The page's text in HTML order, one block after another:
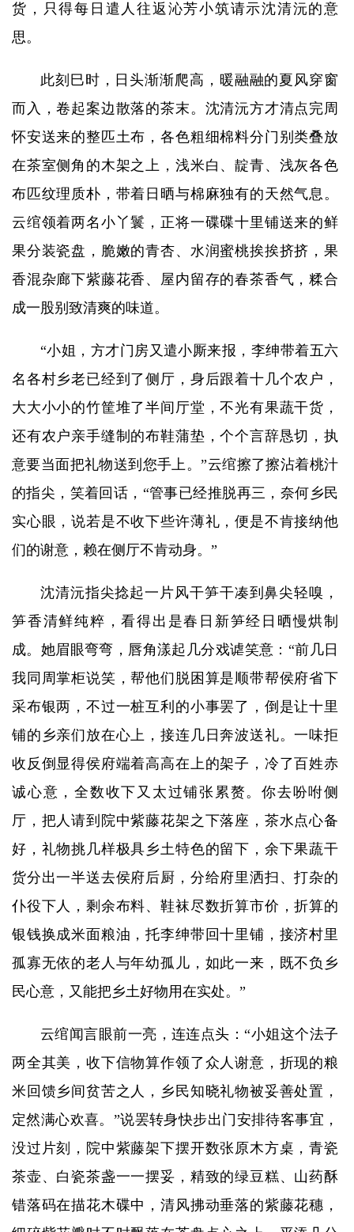
货，只得每日遣人往返沁芳小筑请示沈清沅的意
思。
此刻巳时，日头渐渐爬高，暖融融的夏风穿窗
而入，卷起案边散落的茶末。沈清沅方才清点完周
怀安送来的整匹土布，各色粗细棉料分门别类叠放
在茶室侧角的木架之上，浅米白、靛青、浅灰各色
布匹纹理质朴，带着日晒与棉麻独有的天然气息。
云绾领着两名小丫鬟，正将一碟碟十里铺送来的鲜
果分装瓷盘，脆嫩的青杏、水润蜜桃挨挨挤挤，果
香混杂廊下紫藤花香、屋内留存的春茶香气，糅合
成一股别致清爽的味道。
“小姐，方才门房又遣小厮来报，李绅带着五六
名各村乡老已经到了侧厅，身后跟着十几个农户，
大大小小的竹筐堆了半间厅堂，不光有果蔬干货，
还有农户亲手缝制的布鞋蒲垫，个个言辞恳切，执
意要当面把礼物送到您手上。”云绾擦了擦沾着桃汁
的指尖，笑着回话，“管事已经推脱再三，奈何乡民
实心眼，说若是不收下些许薄礼，便是不肯接纳他
们的谢意，赖在侧厅不肯动身。”
沈清沅指尖捻起一片风干笋干凑到鼻尖轻嗅，
笋香清鲜纯粹，看得出是春日新笋经日晒慢烘制
成。她眉眼弯弯，唇角漾起几分戏谑笑意：“前几日
我同周掌柜说笑，帮他们脱困算是顺带帮侯府省下
采布银两，不过一桩互利的小事罢了，倒是让十里
铺的乡亲们放在心上，接连几日奔波送礼。一味拒
收反倒显得侯府端着高高在上的架子，冷了百姓赤
诚心意，全数收下又太过铺张累赘。你去吩咐侧
厅，把人请到院中紫藤花架之下落座，茶水点心备
好，礼物挑几样极具乡土特色的留下，余下果蔬干
货分出一半送去侯府后厨，分给府里洒扫、打杂的
仆役下人，剩余布料、鞋袜尽数折算市价，折算的
银钱换成米面粮油，托李绅带回十里铺，接济村里
孤寡无依的老人与年幼孤儿，如此一来，既不负乡
民心意，又能把乡土好物用在实处。”
云绾闻言眼前一亮，连连点头：“小姐这个法子
两全其美，收下信物算作领了众人谢意，折现的粮
米回馈乡间贫苦之人，乡民知晓礼物被妥善处置，
定然满心欢喜。”说罢转身快步出门安排待客事宜，
没过片刻，院中紫藤架下摆开数张原木方桌，青瓷
茶壶、白瓷茶盏一一摆妥，精致的绿豆糕、山药酥
错落码在描花木碟中，清风拂动垂落的紫藤花穗，